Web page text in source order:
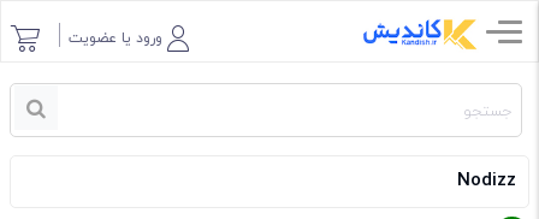
ورود یا عضویت
Nodizz